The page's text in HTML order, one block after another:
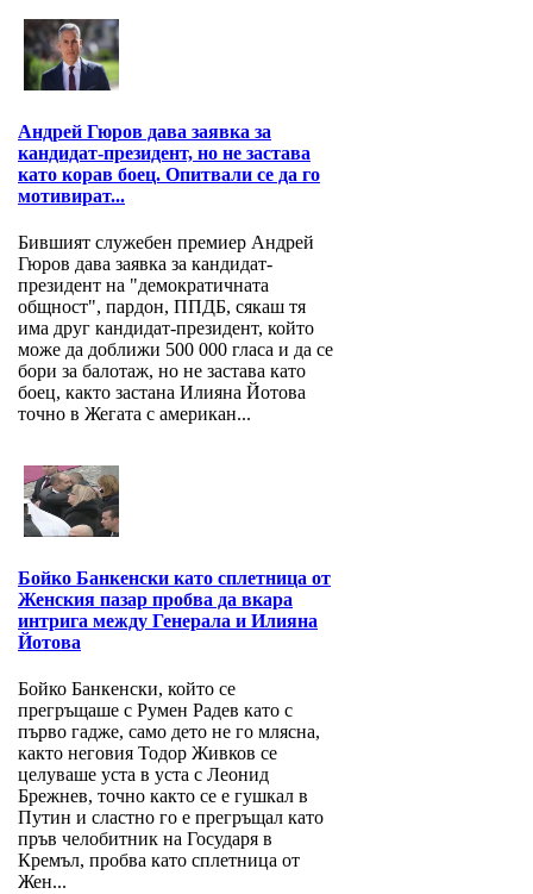
Андрей Гюров дава заявка за
кандидат-президент, но не застава
като корав боец. Опитвали се да го
мотивират...
Бившият служебен премиер Андрей
Гюров дава заявка за кандидат-
президент на "демократичната
общност", пардон, ППДБ, сякаш тя
има друг кандидат-президент, който
може да доближи 500 000 гласа и да се
бори за балотаж, но не застава като
боец, както застана Илияна Йотова
точно в Жегата с американ...
Бойко Банкенски като сплетница от
Женския пазар пробва да вкара
интрига между Генерала и Илияна
Йотова
Бойко Банкенски, който се
прегръщаше с Румен Радев като с
първо гадже, само дето не го млясна,
както неговия Тодор Живков се
целуваше уста в уста с Леонид
Брежнев, точно както се е гушкал в
Путин и сластно го е прегръщал като
пръв челобитник на Государя в
Кремъл, пробва като сплетница от
Жен...